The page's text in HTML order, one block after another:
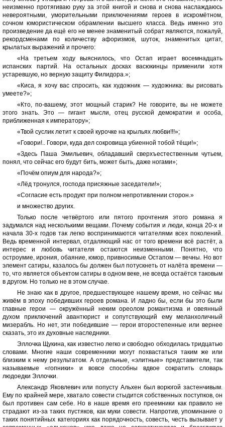
неизменно протягиваю руку за этой книгой и снова и снова наслаждаюсь
невероятными, уморительными приключениями героев в искромётном,
сочном юмористическом обрамлении высшего класса. Ведь именно это
произведение да ещё его не менее знаменитый собрат являются, пожалуй,
рекордсменами по количеству афоризмов, шуток, знаменитых цитат,
крылатых выражений и прочего:
«На третьем ходу выяснилось, что Остап играет восемнадцать
испанских партий. На остальных досках васюкинцы применили хотя
устаревшую, но верную защиту Филидора.»;
«Киса, я хочу вас спросить, как художник — художника: вы рисовать
умеете?»;
«Кто, по-вашему, этот мощный старик? Не говорите, вы не можете
этого знать. Это — гигант мысли, отец русской демократии и особа,
приближенная к императору»;
«Твой суслик летит к своей курочке на крыльях любви!!!»;
«Говори!.. Говори, куда дел сокровища убиенной тобой тёщи!»;
«Здесь Паша Эмильевич, обладавший сверхъестественным чутьем,
понял, что сейчас его будут бить, может быть, даже ногами»;
«Почём опиум для народа?»;
«Лёд тронулся, господа присяжные заседатели!»;
«Согласие есть продукт при полном непротивлении сторон.»
и множество других.
Только после четвёртого или пятого прочтения этого романа я
задумался над несколькими вещами. Почему события и люди, конца 20-х и
начала 30-х годов так легко воспринимаются читателями всех поколений.
Ведь временной интервал, отдаляющий нас от того времени всё растёт, а
интерес и любовь читателя остаются неизменными. Понятно, что
остроумие, ирония, обаяние, юмор, привносимые Остапом — вечны. Но вот
элемент сатиры, казалось бы должен был потускнеть от налёта времени —
то, что является объектом сатиры в одном веке, не всегда остаётся таковым
в другом. Но только не в этом случае.
Не знаю как в другое, предшествующее нашему время, но сейчас мы
живём в эпоху победивших героев романа. И ладно бы, если бы это были
главные герои — окружённый неким ореолом романтизма и овеянный
духом приключений авантюрист и сопутствующий ему меланхоличный
мизерабль. Но нет, эти победившие — герои второстепенные или вернее
сказать, это их духовные наследники.
Эллочка Щукина, как известно легко и свободно обходилась тридцатью
словами. Многие наши современники могут похвастаться таким же или
близким к нему результатом. А отдельные, «элитные» представители, так
называемые «гопники» и вовсе способны вдвое сократить словарь
людоедки Эллочки.
Александр Яковлевич или попусту Альхен был ворюгой застенчивым.
Ему по крайней мере, хватало совести стыдится собственных поступков, он
был противен сам себе. Но в наше время его преемники как правило не
страдают из-за таких пустяков, как муки совести. Напротив, упоминание о
таких понятийных категориях как порядочность, совесть, честь вызывает у